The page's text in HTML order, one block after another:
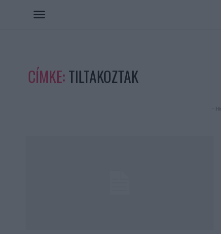
CÍMKE: TILTAKOZTAK
-